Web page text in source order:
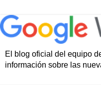
El blog oficial del equipo
información sobre las